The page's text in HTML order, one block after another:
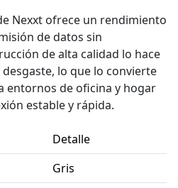
Nexxt ofrece un rendimiento
de datos sin
de alta calidad lo hace
lo que lo convierte
entornos de oficina y hogar
estable y rápida.
Detalle
Gris